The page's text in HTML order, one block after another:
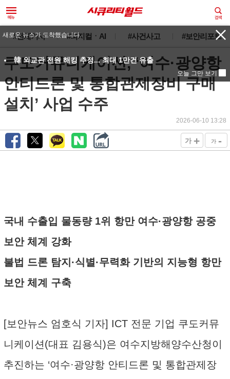
#전체기사 #피지컬ㆍAI #사건사고 #보안리포트
쿠도커뮤니케이션, ‘여수·광양항
안티드론 및 통합관제장비 구매
설치’ 사업 수주
2026-06-10 13:28
가 + 가 -
국내 수출입 물동량 1위 항만 여수·광양항 공중
보안 체계 강화
불법 드론 탐지·식별·무력화 기반의 지능형 항만
보안 체계 구축
[보안뉴스 엄호식 기자] ICT 전문 기업 쿠도커뮤
니케이션(대표 김용식)은 여수지방해양수산청이
추진하는 ‘여수·광양항 안티드론 및 통합관제장